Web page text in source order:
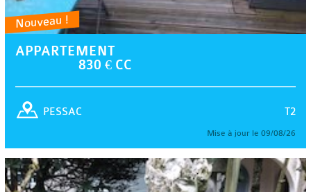
Nouveau !
APPARTEMENT
830 € CC
T2
PESSAC
Mise à jour le 09/08/26